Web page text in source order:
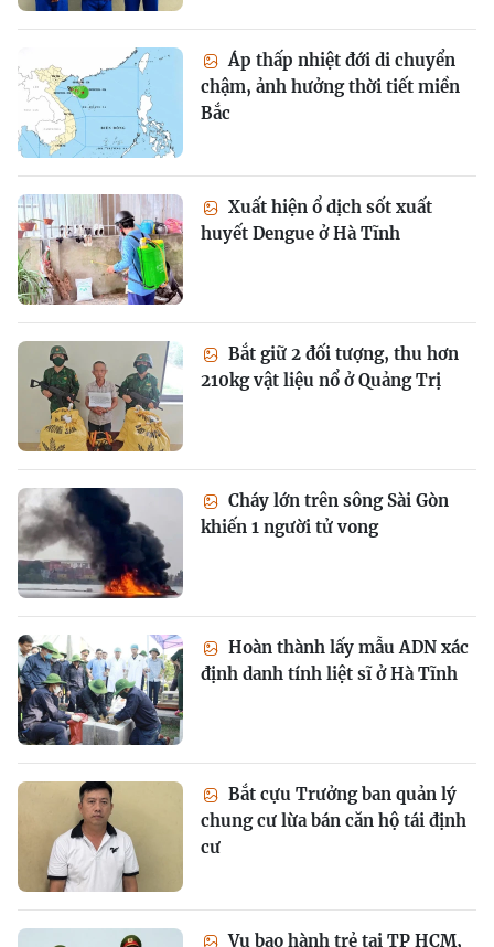
Áp thấp nhiệt đới di chuyển
chậm, ảnh hưởng thời tiết miền
Bắc
Xuất hiện ổ dịch sốt xuất
huyết Dengue ở Hà Tĩnh
Bắt giữ 2 đối tượng, thu hơn
210kg vật liệu nổ ở Quảng Trị
Cháy lớn trên sông Sài Gòn
khiến 1 người tử vong
Hoàn thành lấy mẫu ADN xác
định danh tính liệt sĩ ở Hà Tĩnh
Bắt cựu Trưởng ban quản lý
chung cư lừa bán căn hộ tái định
cư
Vụ bạo hành trẻ tại TP HCM,